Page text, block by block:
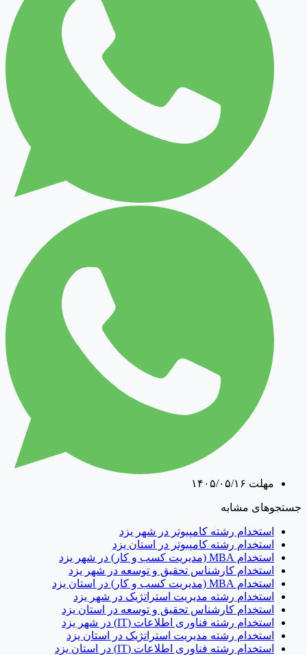
مهلت ۱۴۰۵/۰۵/۱۶
جستجوهای مشابه
استخدام رشته کامپیوتر در شهر یزد
استخدام رشته کامپیوتر در استان یزد
استخدام MBA (مدیریت کسب و کار) در شهر یزد
استخدام کارشناس تحقیق و توسعه در شهر یزد
استخدام MBA (مدیریت کسب و کار) در استان یزد
استخدام رشته مدیریت استراتژیک در شهر یزد
استخدام کارشناس تحقیق و توسعه در استان یزد
استخدام رشته فناوری اطلاعات (IT) در شهر یزد
استخدام رشته مدیریت استراتژیک در استان یزد
استخدام رشته فناوری اطلاعات (IT) در استان یزد